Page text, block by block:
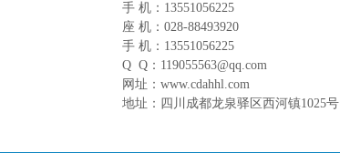
手 机：13551056225
座 机：028-88493920
手 机：13551056225
Q Q：119055563@qq.com
网址：www.cdahhl.com
地址：四川成都龙泉驿区西河镇1025号